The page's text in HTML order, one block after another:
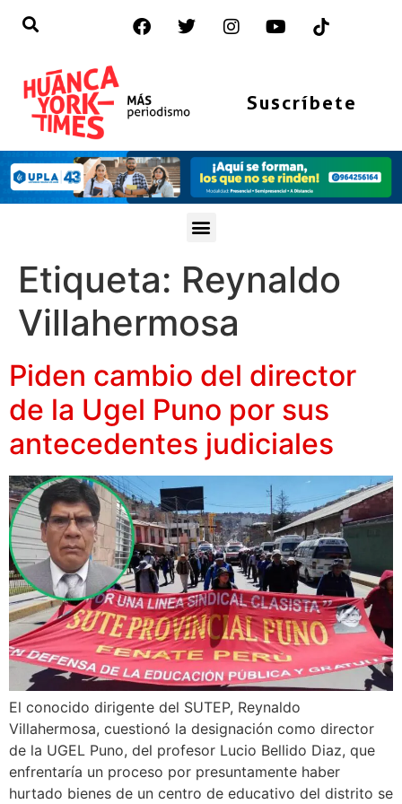
Suscríbete
Etiqueta: Reynaldo
Villahermosa
Piden cambio del director
de la Ugel Puno por sus
antecedentes judiciales
El conocido dirigente del SUTEP, Reynaldo
Villahermosa, cuestionó la designación como director
de la UGEL Puno, del profesor Lucio Bellido Diaz, que
enfrentaría un proceso por presuntamente haber
hurtado bienes de un centro de educativo del distrito se